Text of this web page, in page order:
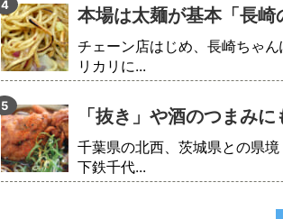
本場は太麺が基本「長崎
チェーン店はじめ、長崎ちゃ
リカリに...
「抜き」や酒のつまみ
千葉県の北西、茨城県との県
下鉄千代...